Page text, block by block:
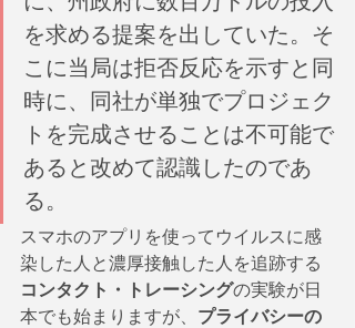
を求める提案を出していた。そ
こに当局は拒否反応を示すと同
時に、同社が単独でプロジェク
トを完成させることは不可能で
あると改めて認識したのであ
る。
スマホのアプリを使ってウイルスに感
染した人と濃厚接触した人を追跡する
コンタクト・トレーシングの実験が日
本でも始まりますが、 プライバシーの